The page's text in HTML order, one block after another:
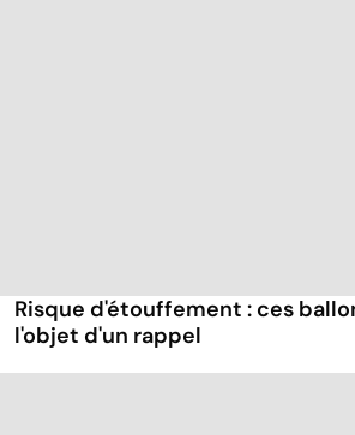
Risque d'étouffement : ces
l'objet d'un rappel